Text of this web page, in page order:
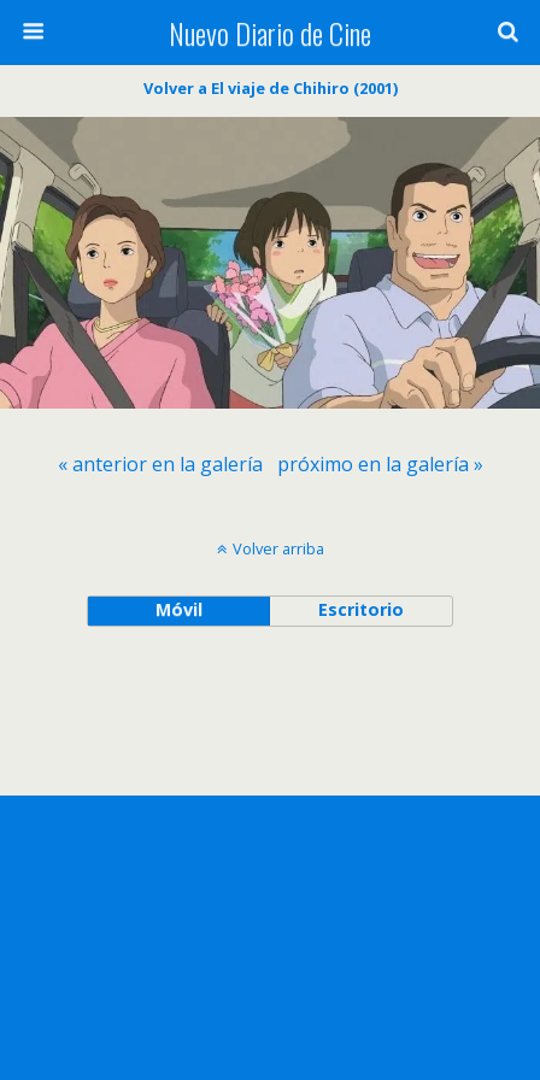
Nuevo Diario de Cine
Volver a El viaje de Chihiro (2001)
« anterior en la galería próximo en la galería »
Volver arriba
Móvil Escritorio